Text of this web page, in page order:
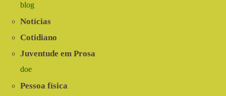
blog
Notícias
Cotidiano
Juventude em Prosa
doe
Pessoa física